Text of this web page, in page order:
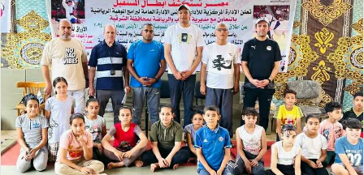
ل
ب
ر
ي
د
ا
إ
ل
ك